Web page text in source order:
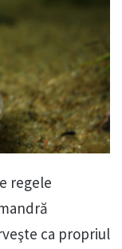
regele
ca propriul